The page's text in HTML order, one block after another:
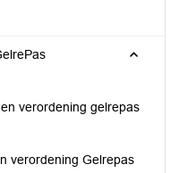
verordening gelrepas
verordening Gelrepas